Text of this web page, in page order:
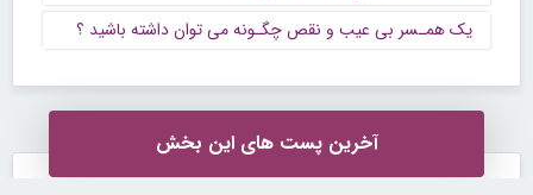
یک همـسر بی عیب و نقص چگـونه می توان داشته باشید ؟
آخرین پست های این بخش